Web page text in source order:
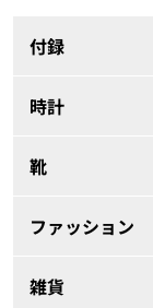
付録
時計
靴
ファッション
雑貨